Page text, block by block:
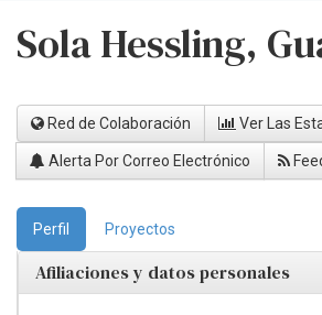
Sola Hessling,
Red de Colaboración Ver Las
Alerta Por Correo Electrónico
Perfil Proyectos
Afiliaciones y datos personales